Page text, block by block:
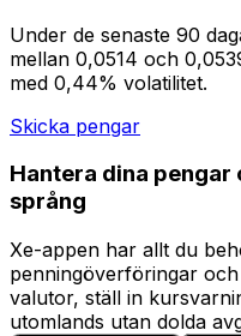
Under de senaste 90
mellan 0,0514 och
med 0,44% volatilitet.
Skicka pengar
Hantera dina pengar
språng
Xe-appen har allt du
penningöverföringar
valutor, ställ in
utomlands utan dolda